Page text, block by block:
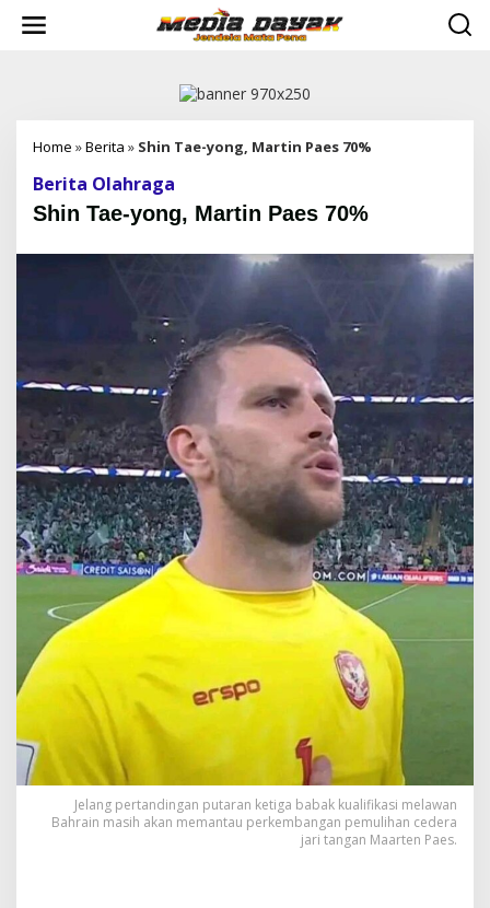
Home »Berita » Shin Tae-yong, Martin Paes 70%
Berita Olahraga
Shin Tae-yong, Martin Paes 70%
Jelang pertandingan putaran ketiga babak kualifikasi melawan
Bahrain masih akan memantau perkembangan pemulihan cedera
jari tangan Maarten Paes.